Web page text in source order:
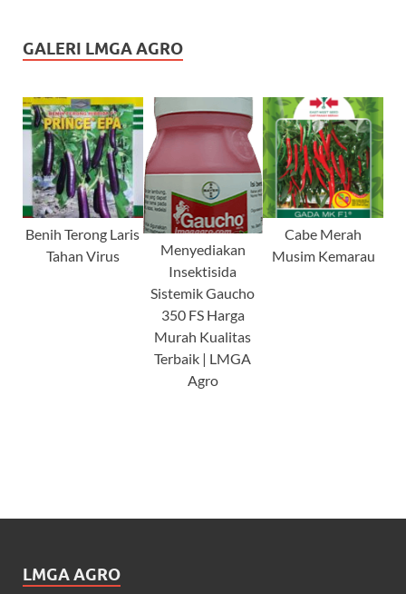
GALERI LMGA AGRO
Benih Terong Laris
Tahan Virus
Menyediakan
Insektisida
Sistemik Gaucho
350 FS Harga
Murah Kualitas
Terbaik | LMGA
Agro
Cabe Merah
Musim Kemarau
LMGA AGRO